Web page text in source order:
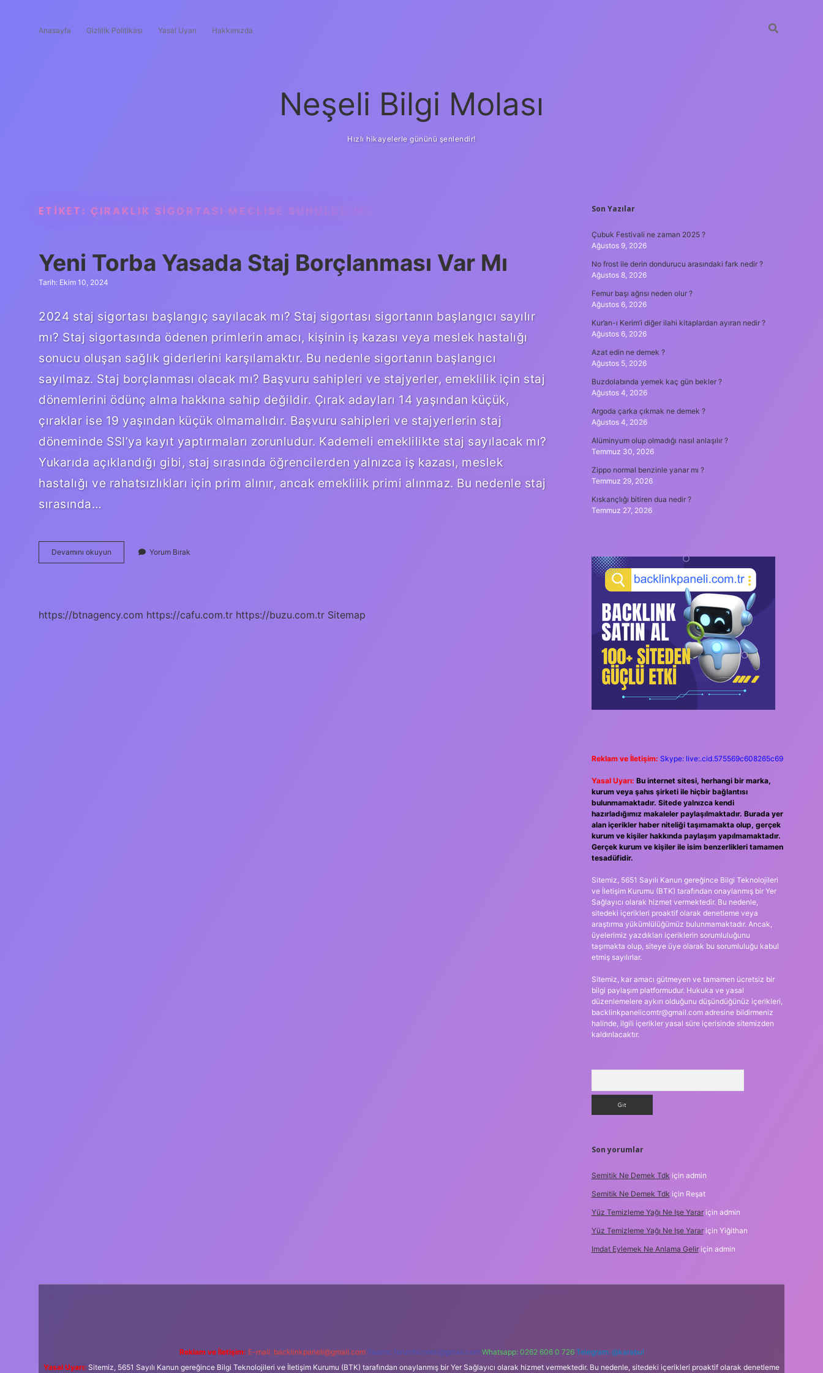
Anasayfa Gizlilik Politikası Yasal Uyarı Hakkımızda
Neşeli Bilgi Molası
Hızlı hikayelerle gününü şenlendir!
ETIKET: ÇIRAKLIK SIGORTASI MECLISE SUNULDU MU
Yeni Torba Yasada Staj Borçlanması Var Mı
Tarih: Ekim 10, 2024
2024 staj sigortası başlangıç sayılacak mı? Staj sigortası sigortanın başlangıcı sayılır
mı? Staj sigortasında ödenen primlerin amacı, kişinin iş kazası veya meslek hastalığı
sonucu oluşan sağlık giderlerini karşılamaktır. Bu nedenle sigortanın başlangıcı
sayılmaz. Staj borçlanması olacak mı? Başvuru sahipleri ve stajyerler, emeklilik için staj
dönemlerini ödünç alma hakkına sahip değildir. Çırak adayları 14 yaşından küçük,
çıraklar ise 19 yaşından küçük olmamalıdır. Başvuru sahipleri ve stajyerlerin staj
döneminde SSI’ya kayıt yaptırmaları zorunludur. Kademeli emeklilikte staj sayılacak mı?
Yukarıda açıklandığı gibi, staj sırasında öğrencilerden yalnızca iş kazası, meslek
hastalığı ve rahatsızlıkları için prim alınır, ancak emeklilik primi alınmaz. Bu nedenle staj
sırasında…
Devamını okuyun
Torba
Mı
Yorum Bırak
https://btnagency.com https://cafu.com.tr https://buzu.com.tr Sitemap
SIDEBAR
Son Yazılar
Çubuk Festivali ne zaman 2025 ?
Ağustos 9, 2026
No frost ile derin dondurucu arasındaki fark nedir ?
Ağustos 8, 2026
Femur başı ağrısı neden olur ?
Ağustos 6, 2026
Kur’an-ı Kerim’i diğer ilahi kitaplardan ayıran nedir ?
Ağustos 6, 2026
Azat edin ne demek ?
Ağustos 5, 2026
Buzdolabında yemek kaç gün bekler ?
Ağustos 4, 2026
Argoda çarka çıkmak ne demek ?
Ağustos 4, 2026
Alüminyum olup olmadığı nasıl anlaşılır ?
Temmuz 30, 2026
Zippo normal benzinle yanar mı ?
Temmuz 29, 2026
Kıskançlığı bitiren dua nedir ?
Temmuz 27, 2026
Reklam ve İletişim: Skype: live:.cid.575569c608265c69
Yasal Uyarı: Bu internet sitesi, herhangi bir marka,
kurum veya şahıs şirketi ile hiçbir bağlantısı
bulunmamaktadır. Sitede yalnızca kendi
hazırladığımız makaleler paylaşılmaktadır. Burada yer
alan içerikler haber niteliği taşımamakta olup, gerçek
kurum ve kişiler hakkında paylaşım yapılmamaktadır.
Gerçek kurum ve kişiler ile isim benzerlikleri tamamen
tesadüfidir.
Sitemiz, 5651 Sayılı Kanun gereğince Bilgi Teknolojileri
ve İletişim Kurumu (BTK) tarafından onaylanmış bir Yer
Sağlayıcı olarak hizmet vermektedir. Bu nedenle,
sitedeki içerikleri proaktif olarak denetleme veya
araştırma yükümlülüğümüz bulunmamaktadır. Ancak,
üyelerimiz yazdıkları içeriklerin sorumluluğunu
taşımakta olup, siteye üye olarak bu sorumluluğu kabul
etmiş sayılırlar.
Sitemiz, kar amacı gütmeyen ve tamamen ücretsiz bir
bilgi paylaşım platformudur. Hukuka ve yasal
düzenlemelere aykırı olduğunu düşündüğünüz içerikleri,
backlinkpanelicomtr@gmail.comadresine bildirmeniz
halinde, ilgili içerikler yasal süre içerisinde sitemizden
kaldırılacaktır.
Son yorumlar
Semitik Ne Demek Tdk için admin
Semitik Ne Demek Tdk için Reşat
Yüz Temizleme Yağı Ne Işe Yarariçin admin
Yüz Temizleme Yağı Ne Işe Yarariçin Yiğithan
Imdat Eylemek Ne Anlama Geliriçin admin
Reklam ve İletişim: E-mail: backlinkpaneli@gmail.com Teams: forumhizmeti@gmail.com Whatsapp: 0262 606 0 726 Telegram: @karabul
Yasal Uyarı: Sitemiz, 5651 Sayılı Kanun gereğince Bilgi Teknolojileri ve İletişim Kurumu (BTK) tarafından onaylanmış bir Yer Sağlayıcı olarak hizmet vermektedir. Bu nedenle, sitedeki içerikleri proaktif olarak denetleme